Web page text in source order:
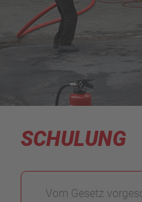
SCHULUNG
Vom Gesetz